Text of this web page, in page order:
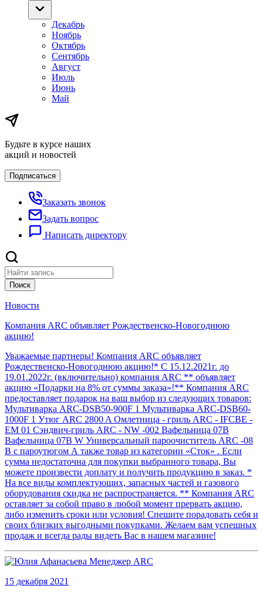
Декабрь
Ноябрь
Октябрь
Сентябрь
Август
Июль
Июнь
Май
Будьте в курсе наших
акций и новостей
Подписаться
Заказать звонок
Задать вопрос
Написать директору
Поиск
Новости
Компания ARC объявляет Рождественско-Новогоднюю
акцию!
Уважаемые партнеры! Компания ARC объявляет
Рождественско-Новогоднюю акцию!* С 15.12.2021г. до
19.01.2022г. (включительно) компания ARC ** объявляет
акцию «Подарки на 8% от суммы заказа»!** Компания ARC
предоставляет подарок на ваш выбор из следующих товаров:
Мультиварка ARC-DSB50-900F 1 Мультиварка ARC-DSB60-
1000F 1 Утюг ARC 2800 A Омлетница - гриль ARC - IFCBE -
EM 01 Сэндвич-гриль ARC - NW -002 Вафельница 07В
Вафельница 07В W Универсальный пароочиститель ARC -08
B с пароутюгом А также товар из категории «Сток» . Если
сумма недостаточна для покупки выбранного товара, Вы
можете произвести доплату и получить продукцию в заказ. *
На все виды комплектующих, запасных частей и газового
оборудования скидка не распространяется. ** Компания ARC
оставляет за собой право в любой момент прервать акцию,
либо изменить сроки или условия! Спешите порадовать себя и
своих близких выгодными покупками. Желаем вам успешных
продаж и всегда рады видеть Вас в нашем магазине!
15 декабря 2021